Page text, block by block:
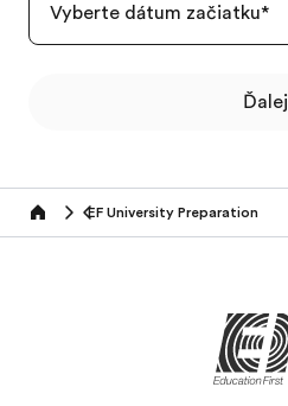
Vyberte dátum začiatku*
Ďalej
Home EF University Preparation